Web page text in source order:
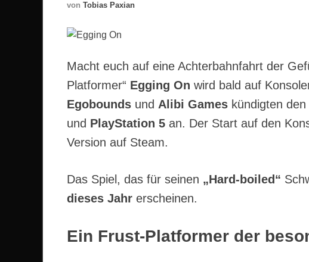
von Tobias Paxian
Macht euch auf eine Achterbahnfahrt der
Platformer“ Egging On wird bald auf
Egobounds und Alibi Games kündigten
und PlayStation 5 an. Der Start auf den
Version auf Steam.
Das Spiel, das für seinen „Hard-boiled“
dieses Jahr erscheinen.
Ein Frust-Platformer der